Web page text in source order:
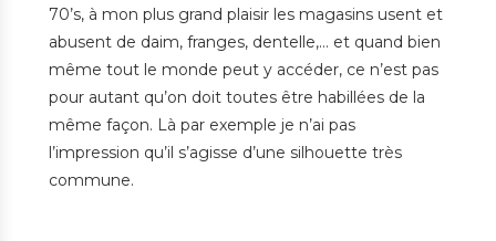
70’s, à mon plus grand plaisir les magasins usent et
abusent de daim, franges, dentelle,… et quand bien
même tout le monde peut y accéder, ce n’est pas
pour autant qu’on doit toutes être habillées de la
même façon. Là par exemple je n’ai pas
l’impression qu’il s’agisse d’une silhouette très
commune.